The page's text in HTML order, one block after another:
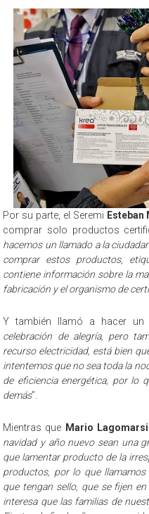
Por su parte, el Seremi
comprar solo productos
hacemos un llamado a la
comprar estos productos,
contiene información sobre la
fabricación y el organismo de
Y también llamó a hacer un
celebración de alegría, pero
recurso electricidad, está bien
intentemos que no sea toda la
de eficiencia energética, por lo
demás”.
Mientras que Mario
navidad y año nuevo sean una
que lamentar producto de la
productos, por lo que
que tengan sello, que se fijen
interesa que las familias de